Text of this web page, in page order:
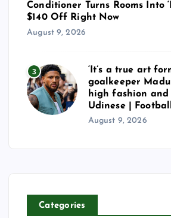
Conditioner Turns Rooms Into
$140 Off Right Now
August 9, 2026
3
‘It’s a true art
goalkeeper
high fashion
Udinese | Football
August 9, 2026
Categories